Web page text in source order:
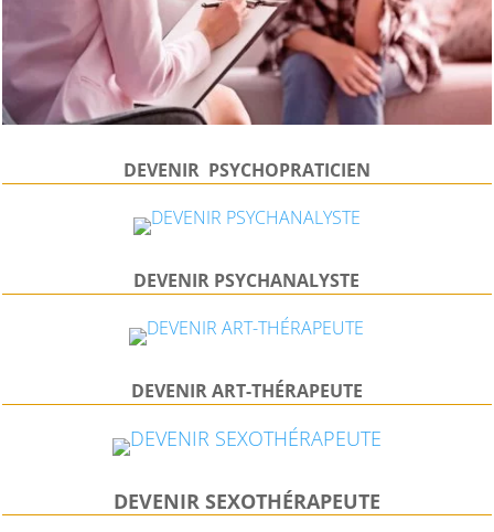
DEVENIR PSYCHOPRATICIEN
DEVENIR PSYCHANALYSTE
DEVENIRART-THÉRAPEUTE
DEVENIR SEXOTHÉRAPEUTE